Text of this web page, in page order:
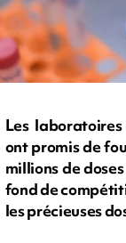
Les
ont promis de
millions de
fond de
les précieuses